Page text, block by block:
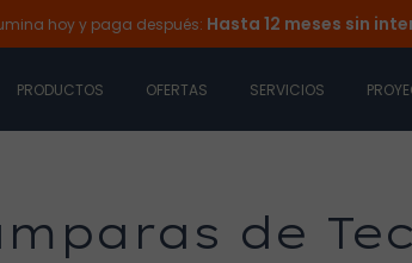
y paga después:Hasta 12 meses sin intereses
PRODUCTOS OFERTAS SERVICIOS
de